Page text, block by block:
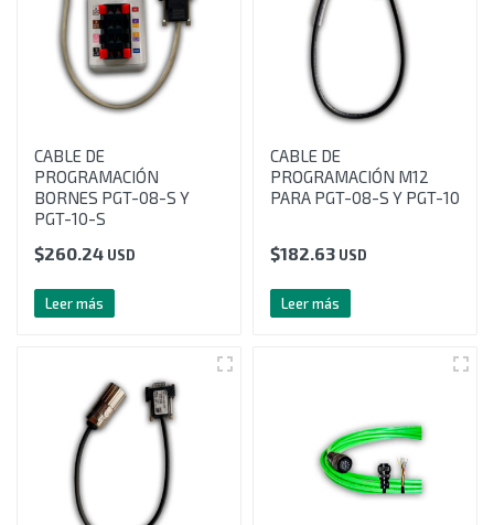
CABLE DE
PROGRAMACIÓN
BORNES PGT-08-S Y
PGT-10-S
$260.24 USD
Leer más
CABLE DE
PROGRAMACIÓN M12
PARA PGT-08-S Y PGT-10
$182.63 USD
Leer más